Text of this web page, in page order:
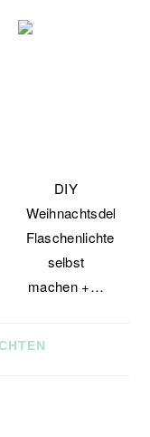
DIY
Weihnachtsdeko:
Flaschenlichter
selbst
machen +…